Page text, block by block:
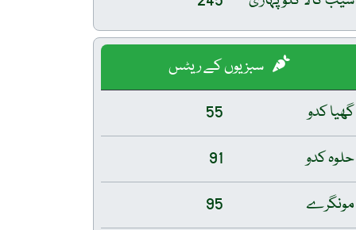
سبزیوں کے ریٹس
گھیا کدو
55
حلوہ کدو
91
مونگرے
95